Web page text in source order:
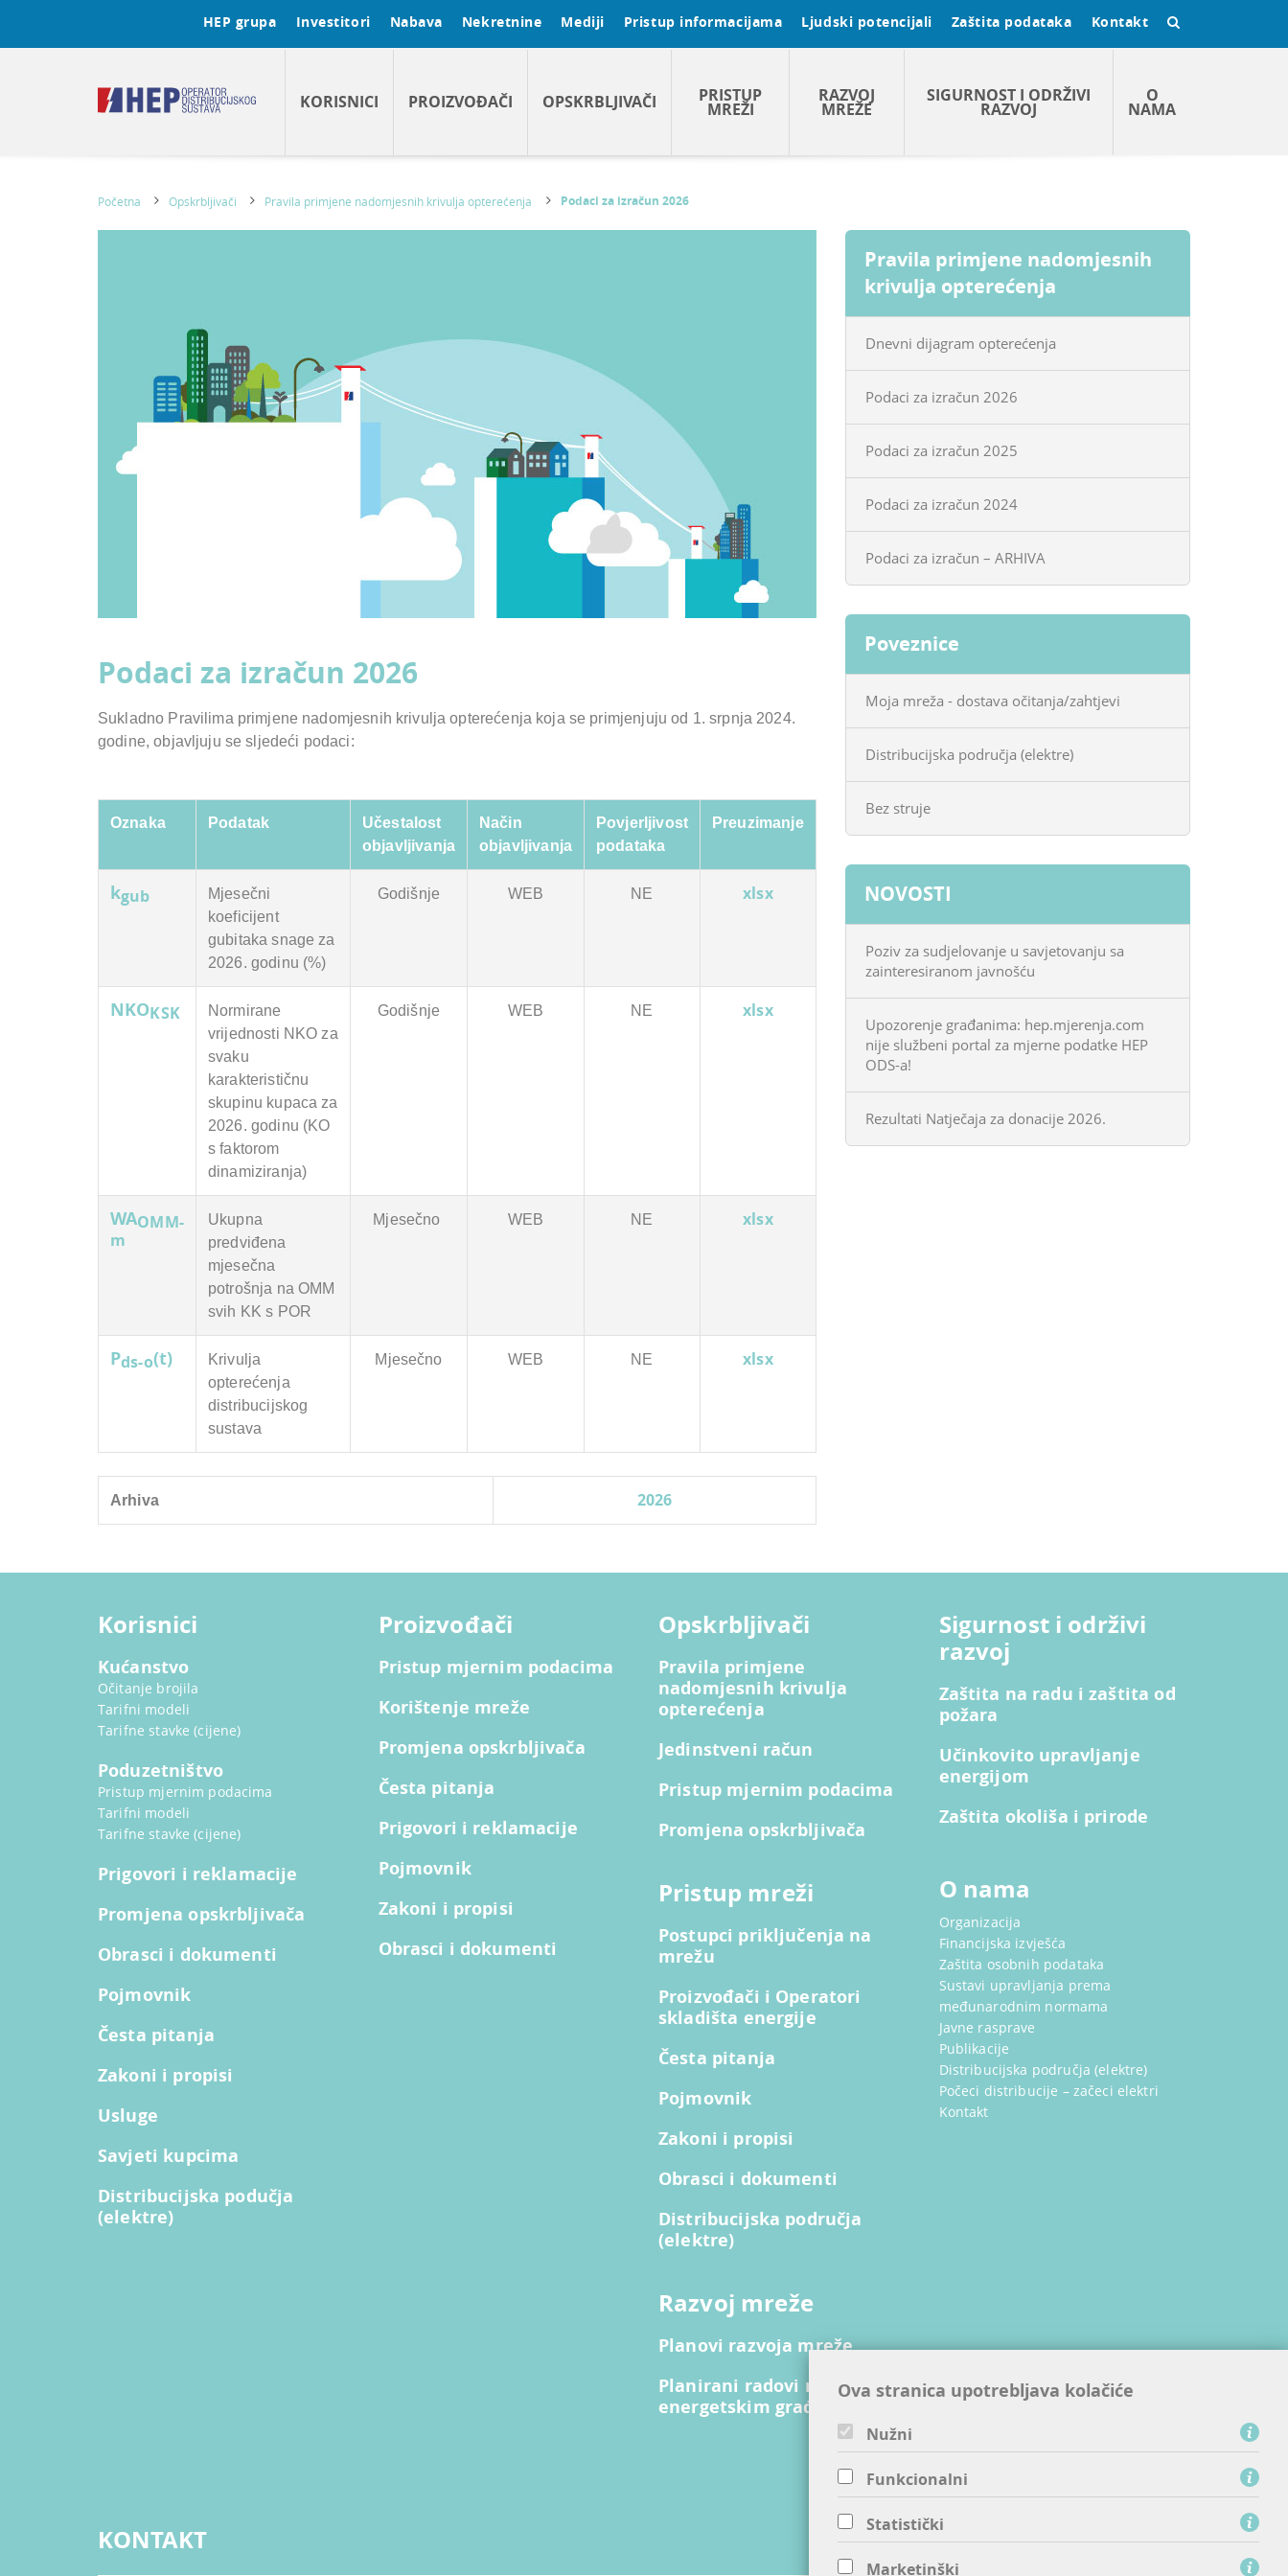
HEP grupa Investitori Nabava Nekretnine Mediji Pristup informacijama Ljudski potencijali Zaštita podataka Kontakt
KORISNICI PROIZVOĐAČI OPSKRBLJIVAČI PRISTUP
MREŽI
RAZVOJ
MREŽE
SIGURNOST I ODRŽIVI
RAZVOJ
O
NAMA
Početna Opskrbljivači Pravila primjene nadomjesnih krivulja opterećenja Podaci za izračun 2026
Podaci za izračun 2026
Sukladno Pravilima primjene nadomjesnih krivulja opterećenja koja se primjenjuju od 1. srpnja 2024.
godine, objavljuju se sljedeći podaci:
Oznaka Podatak
Učestalost
objavljivanja
Način
objavljivanja
Povjerljivost
podataka
Preuzimanje
kgub
Mjesečni
koeficijent
gubitaka snage za
2026. godinu (%)
Godišnje WEB NE xlsx
NKOKSK
Normirane
vrijednosti NKO za
svaku
karakterističnu
skupinu kupaca za
2026. godinu (KO
s faktorom
dinamiziranja)
Godišnje WEB NE xlsx
WAOMM-
m
Ukupna
predviđena
mjesečna
potrošnja na OMM
svih KK s POR
Mjesečno WEB NE xlsx
Pds-o(t)
Krivulja
opterećenja
distribucijskog
sustava
Mjesečno WEB NE xlsx
Arhiva 2026
Pravila primjene nadomjesnih
krivulja opterećenja
Dnevni dijagram opterećenja
Podaci za izračun 2026
Podaci za izračun 2025
Podaci za izračun 2024
Podaci za izračun – ARHIVA
Poveznice
Moja mreža - dostava očitanja/zahtjevi
Distribucijska područja (elektre)
Bez struje
NOVOSTI
Poziv za sudjelovanje u savjetovanju sa
zainteresiranom javnošću
Upozorenje građanima: hep.mjerenja.com
nije službeni portal za mjerne podatke HEP
ODS-a!
Rezultati Natječaja za donacije 2026.
Korisnici
Kućanstvo
Očitanje brojila
Tarifni modeli
Tarifne stavke (cijene)
Poduzetništvo
Pristup mjernim podacima
Tarifni modeli
Tarifne stavke (cijene)
Prigovori i reklamacije
Promjena opskrbljivača
Obrasci i dokumenti
Pojmovnik
Česta pitanja
Zakoni i propisi
Usluge
Savjeti kupcima
Distribucijska podučja
(elektre)
Proizvođači
Pristup mjernim podacima
Korištenje mreže
Promjena opskrbljivača
Česta pitanja
Prigovori i reklamacije
Pojmovnik
Zakoni i propisi
Obrasci i dokumenti
Opskrbljivači
Pravila primjene
nadomjesnih krivulja
opterećenja
Jedinstveni račun
Pristup mjernim podacima
Promjena opskrbljivača
Pristup mreži
Postupci priključenja na
mrežu
Proizvođači i Operatori
skladišta energije
Česta pitanja
Pojmovnik
Zakoni i propisi
Obrasci i dokumenti
Distribucijska područja
(elektre)
Razvoj mreže
Planovi razvoja mreže
Planirani radovi na linijskim
energetskim građevinama
Sigurnost i održivi
razvoj
Zaštita na radu i zaštita od
požara
Učinkovito upravljanje
energijom
Zaštita okoliša i prirode
O nama
Organizacija
Financijska izvješća
Zaštita osobnih podataka
Sustavi upravljanja prema
međunarodnim normama
Javne rasprave
Publikacije
Distribucijska područja (elektre)
Počeci distribucije – začeci elektri
Kontakt
KONTAKT
Ova stranica upotrebljava kolačiće
Nužni
Funkcionalni
Statistički
Marketinški